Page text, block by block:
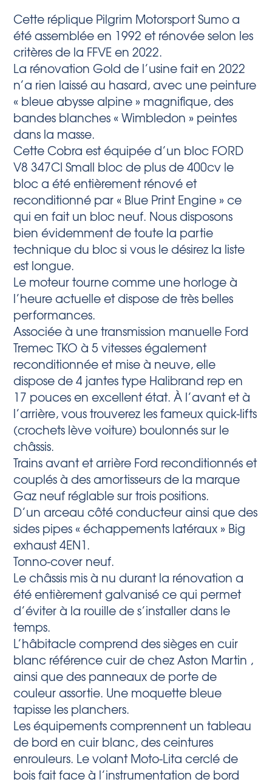
Cette réplique Pilgrim Motorsport Sumo a
été assemblée en 1992 et rénovée selon les
critères de la FFVE en 2022.
La rénovation Gold de l’usine fait en 2022
n’a rien laissé au hasard, avec une peinture
« bleue abysse alpine » magnifique, des
bandes blanches « Wimbledon » peintes
dans la masse.
Cette Cobra est équipée d’un bloc FORD
V8 347CI Small bloc de plus de 400cv le
bloc a été entièrement rénové et
reconditionné par « Blue Print Engine » ce
qui en fait un bloc neuf. Nous disposons
bien évidemment de toute la partie
technique du bloc si vous le désirez la liste
est longue.
Le moteur tourne comme une horloge à
l’heure actuelle et dispose de très belles
performances.
Associée à une transmission manuelle Ford
Tremec TKO à 5 vitesses également
reconditionnée et mise à neuve, elle
dispose de 4 jantes type Halibrand rep en
17 pouces en excellent état. À l’avant et à
l’arrière, vous trouverez les fameux quick-lifts
(crochets lève voiture) boulonnés sur le
châssis.
Trains avant et arrière Ford reconditionnés et
couplés à des amortisseurs de la marque
Gaz neuf réglable sur trois positions.
D’un arceau côté conducteur ainsi que des
sides pipes « échappements latéraux » Big
exhaust 4EN1.
Tonno-cover neuf.
Le châssis mis à nu durant la rénovation a
été entièrement galvanisé ce qui permet
d’éviter à la rouille de s’installer dans le
temps.
L’hâbitacle comprend des sièges en cuir
blanc référence cuir de chez Aston Martin ,
ainsi que des panneaux de porte de
couleur assortie. Une moquette bleue
tapisse les planchers.
Les équipements comprennent un tableau
de bord en cuir blanc, des ceintures
enrouleurs. Le volant Moto-Lita cerclé de
bois fait face à l’instrumentation de bord